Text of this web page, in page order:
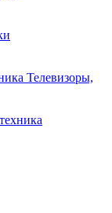
Телевизоры,